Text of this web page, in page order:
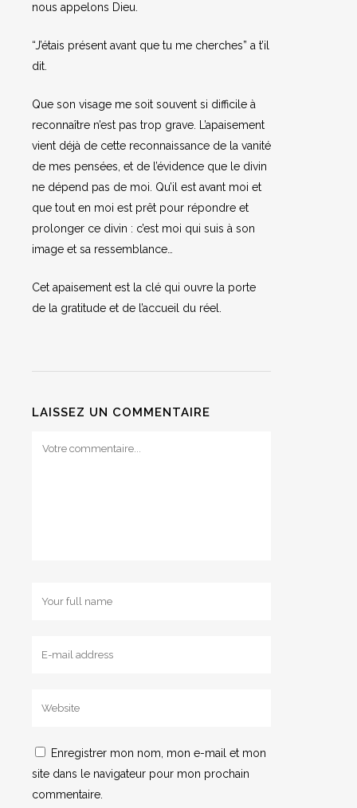
nous appelons Dieu.
“J’étais présent avant que tu me cherches” a t’il
dit.
Que son visage me soit souvent si difficile à
reconnaître n’est pas trop grave. L’apaisement
vient déjà de cette reconnaissance de la vanité
de mes pensées, et de l’évidence que le divin
ne dépend pas de moi. Qu’il est avant moi et
que tout en moi est prêt pour répondre et
prolonger ce divin : c’est moi qui suis à son
image et sa ressemblance…
Cet apaisement est la clé qui ouvre la porte
de la gratitude et de l’accueil du réel.
LAISSEZ UN COMMENTAIRE
Enregistrer mon nom, mon e-mail et mon
site dans le navigateur pour mon prochain
commentaire.